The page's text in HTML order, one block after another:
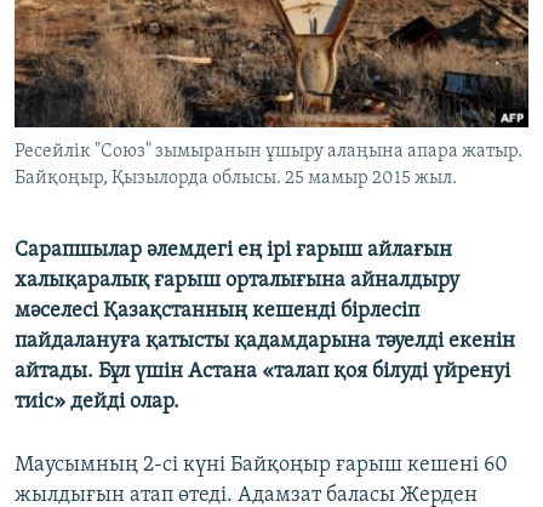
ЖАЗЫЛЫҢЫЗ
Басқа тілдерде
Ресейлік "Союз" зымыранын ұшыру алаңына апара жатыр.
Байқоңыр, Қызылорда облысы. 25 мамыр 2015 жыл.
Сарапшылар әлемдегі ең ірі ғарыш айлағын
халықаралық ғарыш орталығына айналдыру
мәселесі Қазақстанның кешенді бірлесіп
пайдалануға қатысты қадамдарына тәуелді екенін
айтады. Бұл үшін Астана «талап қоя білуді үйренуі
тиіс» дейді олар.
Маусымның 2-сі күні Байқоңыр ғарыш кешені 60
жылдығын атап өтеді. Адамзат баласы Жерден